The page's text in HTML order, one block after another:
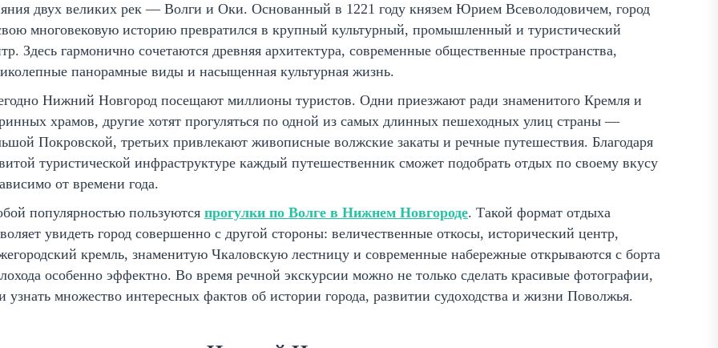
двух великих рек — Волги и Оки. Основанный в 1221 году князем Юрием Всеволодовичем, город
многовековую историю превратился в крупный культурный, промышленный и туристический
Здесь гармонично сочетаются древняя архитектура, современные общественные пространства,
панорамные виды и насыщенная культурная жизнь.
Нижний Новгород посещают миллионы туристов. Одни приезжают ради знаменитого Кремля и
храмов, другие хотят прогуляться по одной из самых длинных пешеходных улиц страны —
Покровской, третьих привлекают живописные волжские закаты и речные путешествия. Благодаря
туристической инфраструктуре каждый путешественник сможет подобрать отдых по своему вкусу
от времени года.
популярностью пользуются прогулки по Волге в Нижнем Новгороде. Такой формат отдыха
увидеть город совершенно с другой стороны: величественные откосы, исторический центр,
кремль, знаменитую Чкаловскую лестницу и современные набережные открываются с борта
особенно эффектно. Во время речной экскурсии можно не только сделать красивые фотографии,
узнать множество интересных фактов об истории города, развитии судоходства и жизни Поволжья.